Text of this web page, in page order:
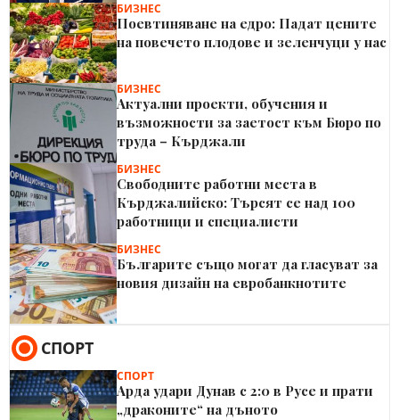
БИЗНЕС
Поевтиняване на едро: Падат цените
на повечето плодове и зеленчуци у нас
БИЗНЕС
Актуални проекти, обучения и
възможности за заетост към Бюро по
труда – Кърджали
БИЗНЕС
Свободните работни места в
Кърджалийско: Търсят се над 100
работници и специалисти
БИЗНЕС
Българите също могат да гласуват за
новия дизайн на евробанкнотите
СПОРТ
СПОРТ
Арда удари Дунав с 2:0 в Русе и прати
„драконите“ на дъното